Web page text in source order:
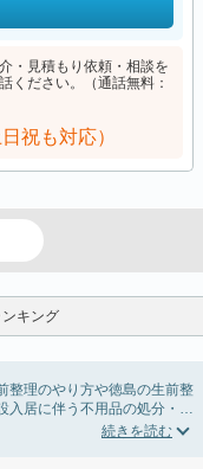
・見積もり依頼・相談を
ください。（通話無料：
祝も対応）
キング
整理のやり方や徳島の生前整
入居に伴う不用品の処分・回
境整理まで対応しています。